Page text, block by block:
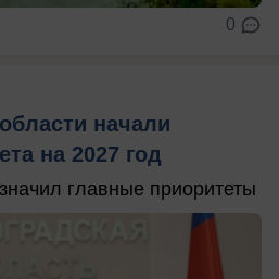
0
начали
на 2027 год
главные приоритеты